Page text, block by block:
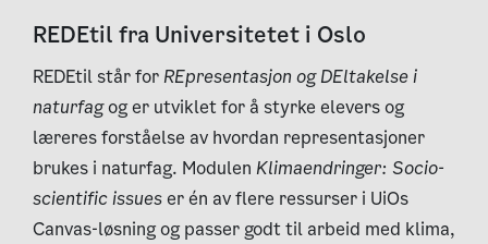
REDEtil fra Universitetet i Oslo
REDEtil står forREpresentasjon og DEltakelse i
naturfagog er utviklet for å styrke elevers og
læreres forståelse av hvordan representasjoner
brukes i naturfag. Modulen Klimaendringer: Socio-
scientific issueser én av flere ressurser i UiOs
Canvas-løsning og passer godt til arbeid med klima,